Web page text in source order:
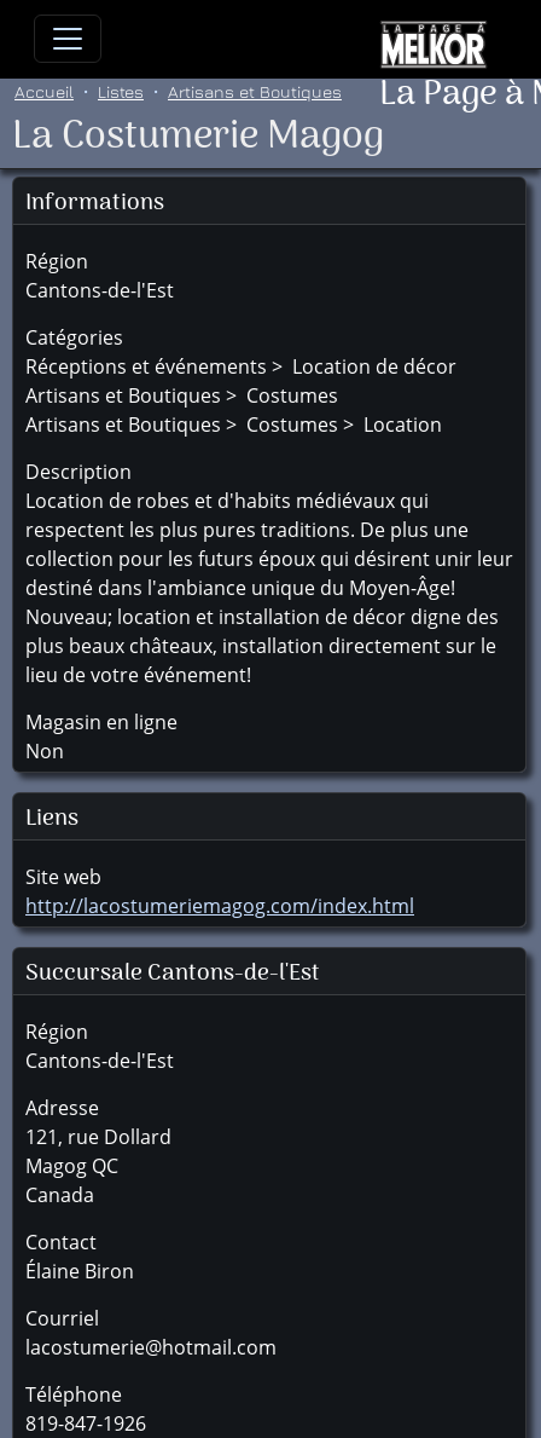
Allez directement au contenu
La Page
Accueil Listes Artisans et Boutiques
La Costumerie Magog
Informations
Région
Cantons-de-l'Est
Catégories
Réceptions et événements > Location de décor
Artisans et Boutiques > Costumes
Artisans et Boutiques > Costumes > Location
Description
Location de robes et d'habits médiévaux qui
respectent les plus pures traditions. De plus une
collection pour les futurs époux qui désirent unir leur
destiné dans l'ambiance unique du Moyen-Âge!
Nouveau; location et installation de décor digne des
plus beaux châteaux, installation directement sur le
lieu de votre événement!
Magasin en ligne
Non
Liens
Site web
http://lacostumeriemagog.com/index.html
SuccursaleCantons-de-l'Est
Région
Cantons-de-l'Est
Adresse
121, rue Dollard
Magog QC
Canada
Contact
Élaine Biron
Courriel
lacostumerie@hotmail.com
Téléphone
819-847-1926